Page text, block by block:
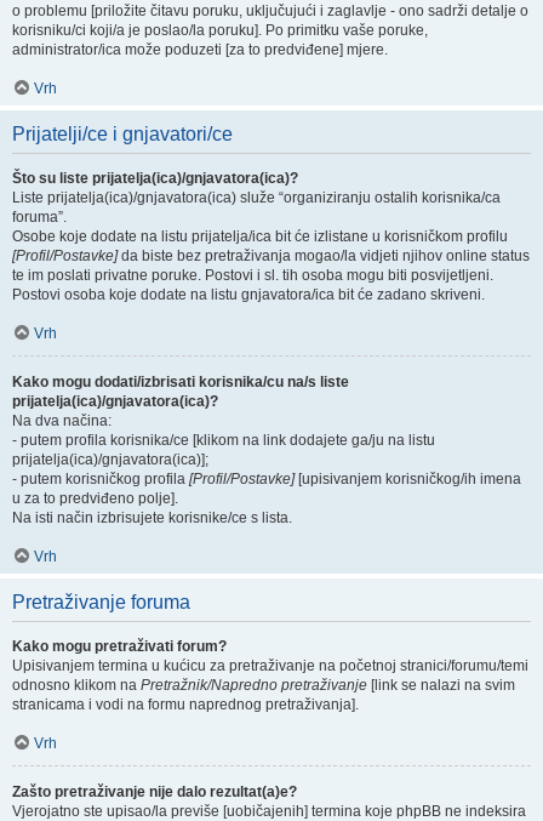
o problemu [priložite čitavu poruku, uključujući i zaglavlje - ono sadrži detalje o
korisniku/ci koji/a je poslao/la poruku]. Po primitku vaše poruke,
administrator/ica može poduzeti [za to predviđene] mjere.
Vrh
Prijatelji/ce i gnjavatori/ce
Što su liste prijatelja(ica)/gnjavatora(ica)?
Liste prijatelja(ica)/gnjavatora(ica) služe “organiziranju ostalih korisnika/ca
foruma”.
Osobe koje dodate na listu prijatelja/ica bit će izlistane u korisničkom profilu
[Profil/Postavke]da biste bez pretraživanja mogao/la vidjeti njihov online status
te im poslati privatne poruke. Postovi i sl. tih osoba mogu biti posvijetljeni.
Postovi osoba koje dodate na listu gnjavatora/ica bit će zadano skriveni.
Vrh
Kako mogu dodati/izbrisati korisnika/cu na/s liste
prijatelja(ica)/gnjavatora(ica)?
Na dva načina:
- putem profila korisnika/ce [klikom na link dodajete ga/ju na listu
prijatelja(ica)/gnjavatora(ica)];
- putem korisničkog profila [Profil/Postavke][upisivanjem korisničkog/ih imena
u za to predviđeno polje].
Na isti način izbrisujete korisnike/ce s lista.
Vrh
Pretraživanje foruma
Kako mogu pretraživati forum?
Upisivanjem termina u kućicu za pretraživanje na početnoj stranici/forumu/temi
odnosno klikom na Pretražnik/Napredno pretraživanje [link se nalazi na svim
stranicama i vodi na formu naprednog pretraživanja].
Vrh
Zašto pretraživanje nije dalo rezultat(a)e?
Vjerojatno ste upisao/la previše [uobičajenih] termina koje phpBB ne indeksira